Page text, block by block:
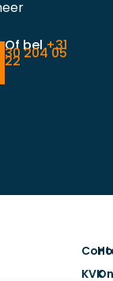
Of bel+31
30 204 05
22
KVK